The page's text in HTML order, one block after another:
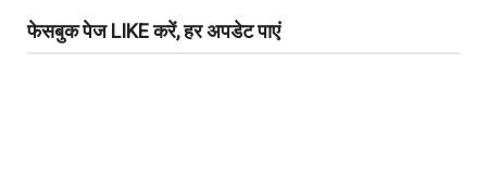
फेसबुक पेज LIKE करें, हर अपडेट पाएं